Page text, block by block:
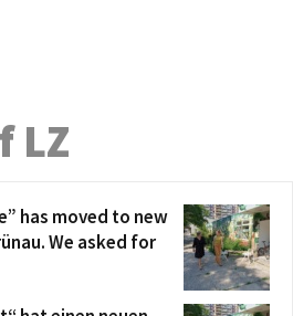
LZ
has moved to new
We asked for